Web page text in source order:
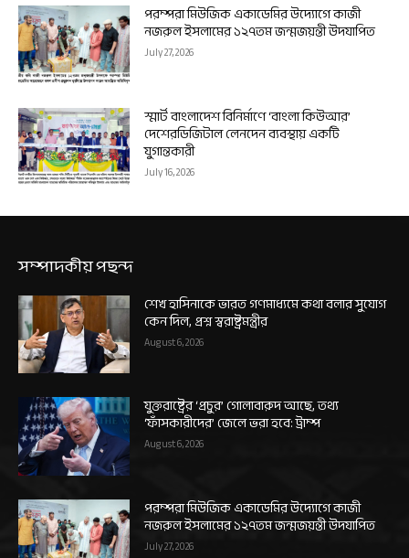
পরম্পরা মিউজিক একাডেমির উদ্যোগে কাজী
নজরুল ইসলামের ১২৭তম জন্মজয়ন্তী উদযাপিত
July 27, 2026
স্মার্ট বাংলাদেশ বিনির্মাণে ‘বাংলা কিউআর’
দেশেরডিজিটাল লেনদেন ব্যবস্থায় একটি
যুগান্তকারী
July 16, 2026
সম্পাদকীয় পছন্দ
শেখ হাসিনাকে ভারত গণমাধ্যমে কথা বলার সুযোগ
কেন দিল, প্রশ্ন স্বরাষ্ট্রমন্ত্রীর
August 6, 2026
যুক্তরাষ্ট্রের ‘প্রচুর’ গোলাবারুদ আছে, তথ্য
‘ফাঁসকারীদের’ জেলে ভরা হবে: ট্রাম্প
August 6, 2026
পরম্পরা মিউজিক একাডেমির উদ্যোগে কাজী
নজরুল ইসলামের ১২৭তম জন্মজয়ন্তী উদযাপিত
July 27, 2026